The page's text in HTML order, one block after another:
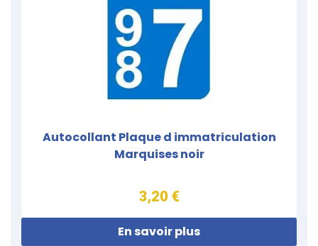
Autocollant Plaque d immatriculation
Marquises noir
3,20 €
En savoir plus